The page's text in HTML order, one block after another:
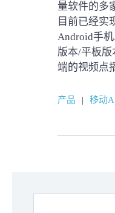
量软件的多
目前已经实
Android手
版本/平板版
端的视频点
产品 | 移动